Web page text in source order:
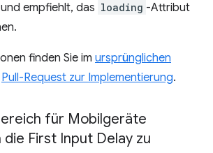
empfiehlt, das loading -Attribut
finden Sie im ursprünglichen
Pull-Request zur Implementierung.
für Mobilgeräte
die First Input Delay zu